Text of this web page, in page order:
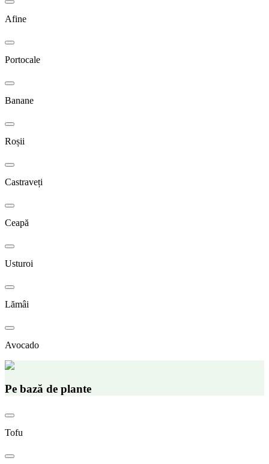
Afine
Portocale
Banane
Roșii
Castraveți
Ceapă
Usturoi
Lămâi
Avocado
Pe bază de plante
Tofu